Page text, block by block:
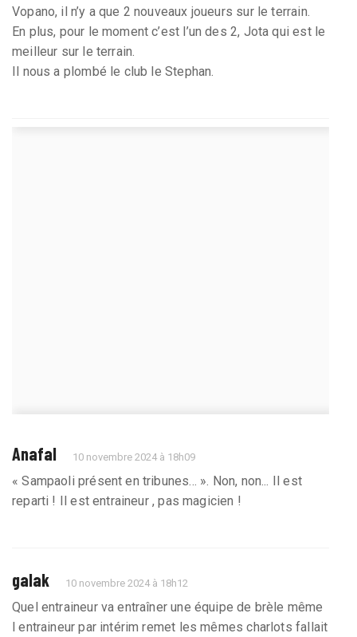
Vopano, il n’y a que 2 nouveaux joueurs sur le terrain.
En plus, pour le moment c’est l’un des 2, Jota qui est le
meilleur sur le terrain.
Il nous a plombé le club le Stephan.
Anafal 10 novembre 2024 à 18h09
« Sampaoli présent en tribunes... ». Non, non... Il est
reparti ! Il est entraineur , pas magicien !
galak 10 novembre 2024 à 18h12
Quel entraineur va entraîner une équipe de brèle même
l entraineur par intérim remet les mêmes charlots fallait